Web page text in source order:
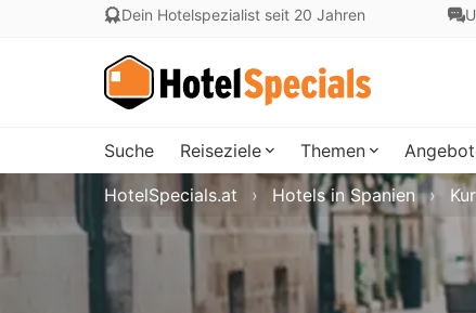
Dein Hotelspezialist seit 20 Jahren
Suche Reiseziele Themen
HotelSpecials.at Hotels in Spanien